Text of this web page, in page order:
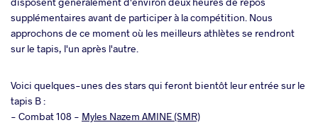
supplémentaires avant de participer à la compétition. Nous
approchons de ce moment où les meilleurs athlètes se rendront
sur le tapis, l'un après l'autre.
Voici quelques-unes des stars qui feront bientôt leur entrée sur le
tapis B :
- Combat 108 - Myles Nazem AMINE (SMR)